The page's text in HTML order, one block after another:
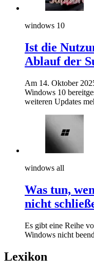
windows 10
Ist die
Ablauf der
Am 14. Oktober
Windows 10
weiteren Updates
windows all
Was tun,
nicht
Es gibt eine Reihe
Windows nicht
Lexikon